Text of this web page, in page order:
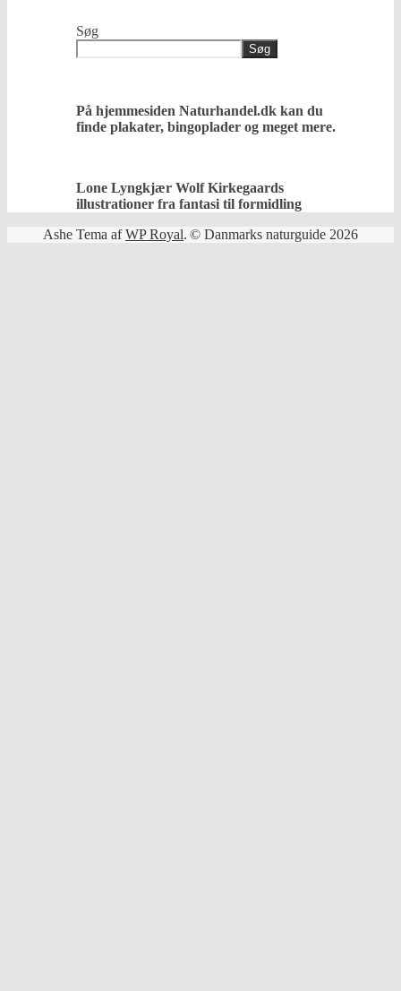
Søg
Søg
På hjemmesiden Naturhandel.dk kan du
finde plakater, bingoplader og meget mere.
Lone Lyngkjær Wolf Kirkegaards
illustrationer fra fantasi til formidling
© Danmarks naturguide 2026
Ashe Tema afWP Royal.